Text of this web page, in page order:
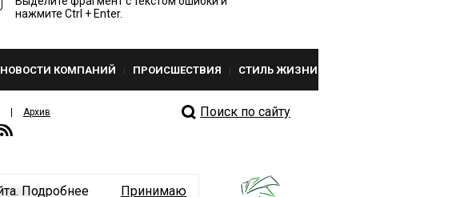
нажмите Ctrl + Enter.
НОВОСТИ КОМПАНИЙ ПРОИСШЕСТВИЯ СТИЛЬ ЖИЗНИ
Архив
Поиск по сайту
Подробнее Принимаю